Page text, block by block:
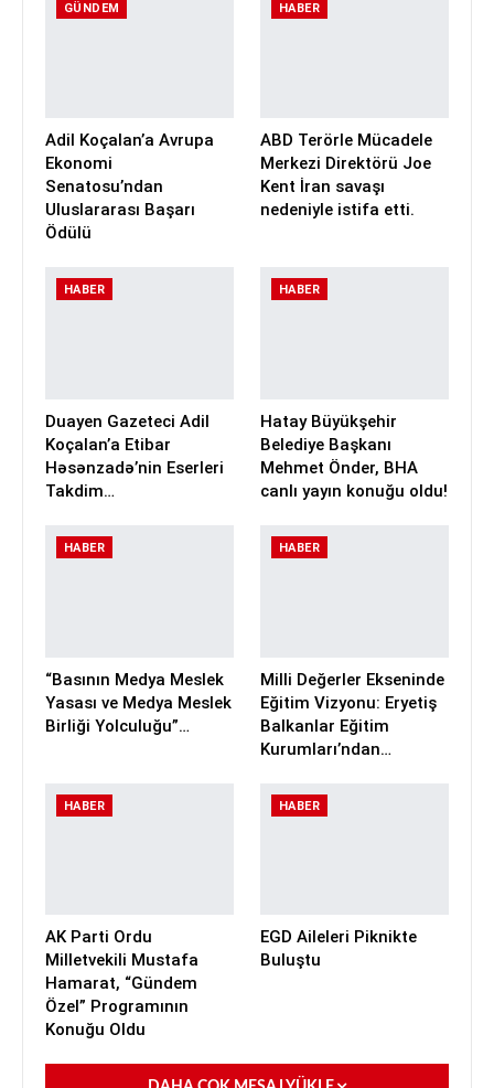
GÜNDEM
Adil Koçalan’a Avrupa
Ekonomi
Senatosu’ndan
Uluslararası Başarı
Ödülü
HABER
ABD Terörle Mücadele
Merkezi Direktörü Joe
Kent İran savaşı
nedeniyle istifa etti.
HABER
Duayen Gazeteci Adil
Koçalan’a Etibar
Həsənzadə’nin Eserleri
Takdim…
HABER
Hatay Büyükşehir
Belediye Başkanı
Mehmet Önder, BHA
canlı yayın konuğu oldu!
HABER
“Basının Medya Meslek
Yasası ve Medya Meslek
Birliği Yolculuğu”…
HABER
Milli Değerler Ekseninde
Eğitim Vizyonu: Eryetiş
Balkanlar Eğitim
Kurumları’ndan…
HABER
AK Parti Ordu
Milletvekili Mustafa
Hamarat, “Gündem
Özel” Programının
Konuğu Oldu
HABER
EGD Aileleri Piknikte
Buluştu